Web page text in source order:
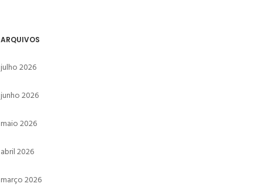
ARQUIVOS
julho 2026
junho 2026
maio 2026
abril 2026
março 2026